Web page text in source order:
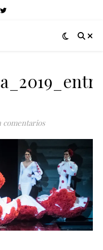
comentarios